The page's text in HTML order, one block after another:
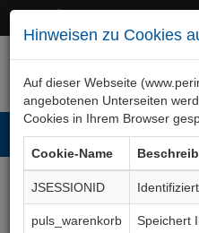
Hinweisen zu Cookies
Auf dieser Webseite
angebotenen Unterseiten
Cookies in Ihrem Browser
Cookie-Name
JSESSIONID
puls_warenkorb
Speichert
Editionen